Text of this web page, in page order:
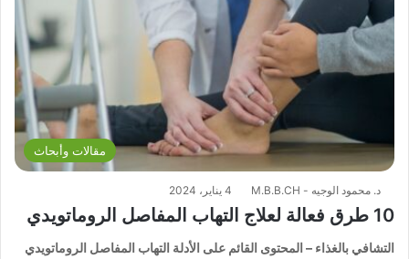
مقالات وأبحاث
د. محمود الوجيه - M.B.B.CH 4 يناير، 2024
10 طرق فعالة لعلاج التهاب المفاصل الروماتويدي
التشافي بالغذاء – المحتوى القائم على الأدلة التهاب المفاصل الروماتويدي